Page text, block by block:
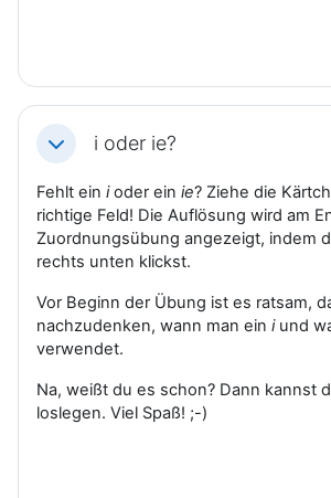
Einklappeni oder ie?
Fehlt ein ioder ein ie? Ziehe die
richtige Feld! Die Auflösung wird am
Zuordnungsübung angezeigt, indem
rechts unten klickst.
Vor Beginn der Übung ist es ratsam,
nachzudenken, wann man ein i und
verwendet.
Na, weißt du es schon? Dann kannst
loslegen. Viel Spaß! ;-)